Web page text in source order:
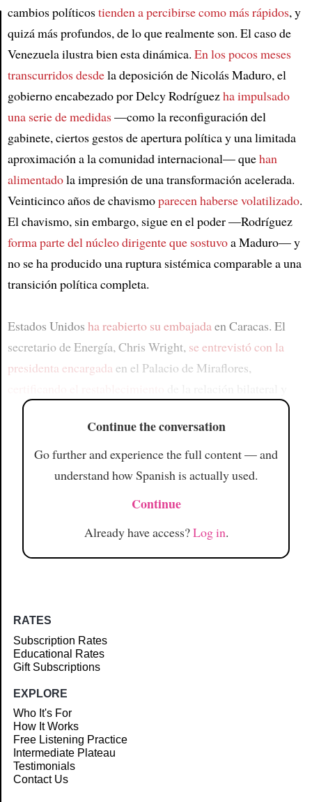
Article
cambios políticostienden a percibirse como más rápidos, y
quizá más profundos, de lo que realmente son. El caso de
Venezuela ilustra bien esta dinámica. En los pocos meses
transcurridos desdela deposición de Nicolás Maduro, el
gobierno encabezado por Delcy Rodríguezha impulsado
una serie de medidas—como la reconfiguración del
gabinete, ciertos gestos de apertura política y una limitada
aproximación a la comunidad internacional— quehan
alimentadola impresión de una transformación acelerada.
Veinticinco años de chavismoparecen haberse volatilizado.
El chavismo, sin embargo, sigue en el poder —Rodríguez
forma parte del núcleo dirigente que sostuvoa Maduro— y
no se ha producido una ruptura sistémica comparable a una
transición política completa.
Estados Unidos ha reabierto su embajadaen Caracas. El
secretario de Energía, Chris Wright, se entrevistó con la
presidenta encargada en el Palacio de Miraflores,
Continue the conversation
Go further and experience the full content — and
understand how Spanish is actually used.
Continue
Already have access?Log in.
RATES
Subscription Rates
Educational Rates
Gift Subscriptions
EXPLORE
Who It's For
How It Works
Free Listening Practice
Intermediate Plateau
Testimonials
Contact Us